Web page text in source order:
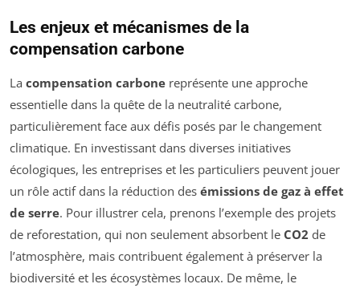
Les enjeux et mécanismes de la
compensation carbone
La compensation carbone représente une approche
essentielle dans la quête de la neutralité carbone,
particulièrement face aux défis posés par le changement
climatique. En investissant dans diverses initiatives
écologiques, les entreprises et les particuliers peuvent jouer
un rôle actif dans la réduction des émissions de gaz à effet
de serre. Pour illustrer cela, prenons l’exemple des projets
de reforestation, qui non seulement absorbent le CO2 de
l’atmosphère, mais contribuent également à préserver la
biodiversité et les écosystèmes locaux. De même, le